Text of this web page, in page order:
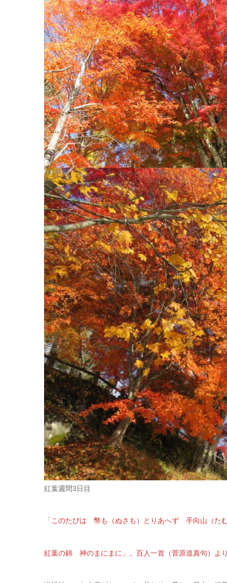
紅葉週間3日目
「 このたびは 幣も（ぬさも）とりあへず 手向山（た
紅葉の錦 神のまにまに」。百人一首（菅原道真句）よ